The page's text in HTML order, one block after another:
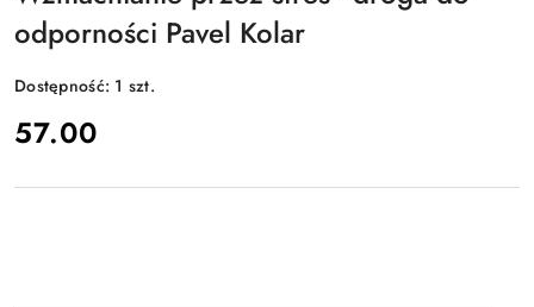
odporności Pavel Kolar
Dostępność: 1 szt.
cena:
57.00